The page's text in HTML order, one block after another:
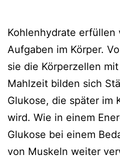
Kohlenhydrate erfüllen
Aufgaben im Körper.
sie die Körperzellen
Mahlzeit bilden sich
Glukose, die später im
wird. Wie in einem
Glukose bei einem
von Muskeln weiter